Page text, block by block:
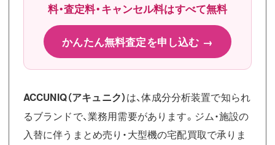
料・査定料・キャンセル料はすべて無料
かんたん無料査定を申し込む →
ACCUNIQ（アキュニク）は、体成分分析装置で知られ
るブランドで、業務用需要があります。ジム・施設の
入替に伴うまとめ売り・大型機の宅配買取で承りま